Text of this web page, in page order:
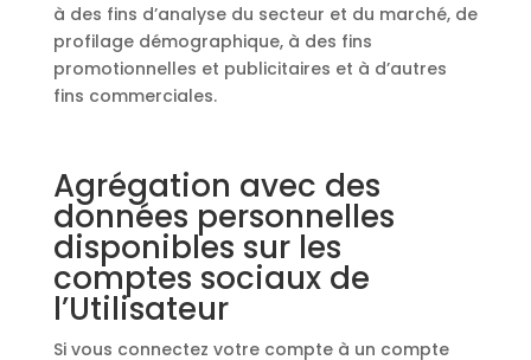
à des fins d’analyse du secteur et du marché, de
profilage démographique, à des fins
promotionnelles et publicitaires et à d’autres
fins commerciales.
Agrégation avec des
données personnelles
disponibles sur les
comptes sociaux de
l’Utilisateur
Si vous connectez votre compte à un compte